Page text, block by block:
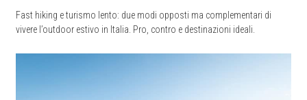
Fast hiking e turismo lento: due modi opposti ma complementari di
vivere l’outdoor estivo in Italia. Pro, contro e destinazioni ideali.